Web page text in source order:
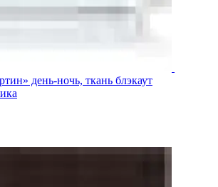
день-ночь, ткань блэкаут